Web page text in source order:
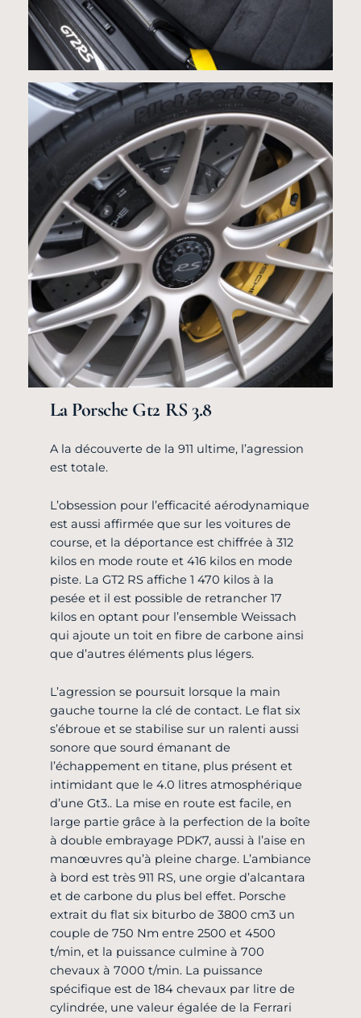
La Porsche Gt2 RS 3.8
A la découverte de la 911 ultime, l’agression
est totale.
L’obsession pour l’efficacité aérodynamique
est aussi affirmée que sur les voitures de
course, et la déportance est chiffrée à 312
kilos en mode route et 416 kilos en mode
piste. La GT2 RS affiche 1 470 kilos à la
pesée et il est possible de retrancher 17
kilos en optant pour l’ensemble Weissach
qui ajoute un toit en fibre de carbone ainsi
que d’autres éléments plus légers.
L’agression se poursuit lorsque la main
gauche tourne la clé de contact. Le flat six
s’ébroue et se stabilise sur un ralenti aussi
sonore que sourd émanant de
l’échappement en titane, plus présent et
intimidant que le 4.0 litres atmosphérique
d’une Gt3.. La mise en route est facile, en
large partie grâce à la perfection de la boîte
à double embrayage PDK7, aussi à l’aise en
manœuvres qu’à pleine charge. L’ambiance
à bord est très 911 RS, une orgie d’alcantara
et de carbone du plus bel effet. Porsche
extrait du flat six biturbo de 3800 cm3 un
couple de 750 Nm entre 2500 et 4500
t/min, et la puissance culmine à 700
chevaux à 7000 t/min. La puissance
spécifique est de 184 chevaux par litre de
cylindrée, une valeur égalée de la Ferrari